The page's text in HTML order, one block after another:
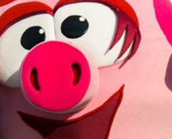
Ростовые куклы